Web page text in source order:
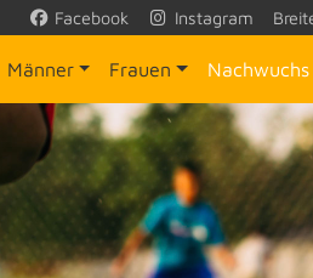
Facebook Instagram
Männer Frauen Nachwuchs